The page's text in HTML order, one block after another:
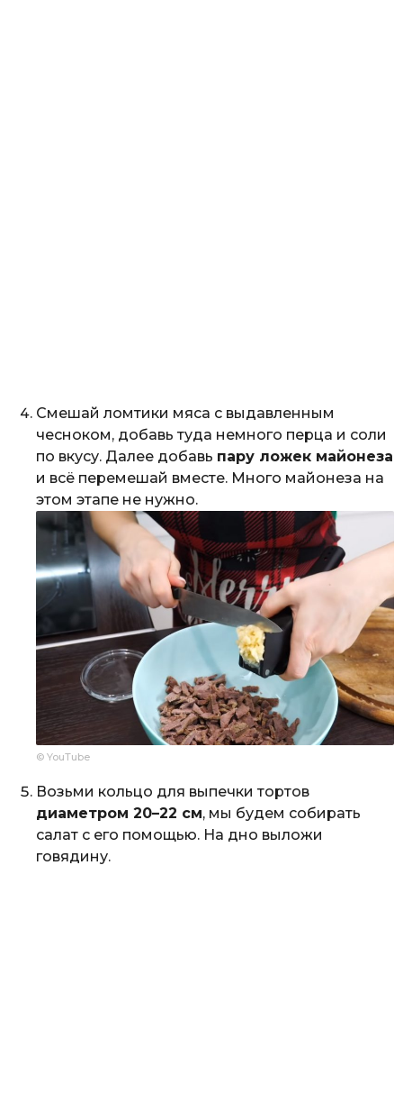
Смешай ломтики мяса с выдавленным
чесноком, добавь туда немного перца и соли
по вкусу. Далее добавь пару ложек майонеза
и всё перемешай вместе. Много майонеза на
этом этапе не нужно.
© YouTube
Возьми кольцо для выпечки тортов
диаметром 20–22 см, мы будем собирать
салат с его помощью. На дно выложи
говядину.